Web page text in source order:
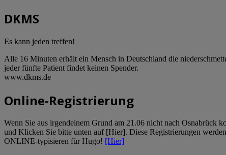
DKMS
Es kann jeden treffen!
Alle 16 Minuten erhält ein Mensch in Deutschland die
jeder fünfte Patient findet keinen Spender.
www.dkms.de
Online-Registrierung
Wenn Sie aus irgendeinem Grund am 21.06 nicht nach Osnabrück
und Klicken Sie bitte unten auf [Hier]. Diese Registrierungen
ONLINE-typisieren für Hugo! [Hier]